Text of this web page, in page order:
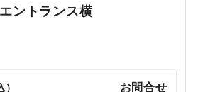
ントランス横
お問合せ